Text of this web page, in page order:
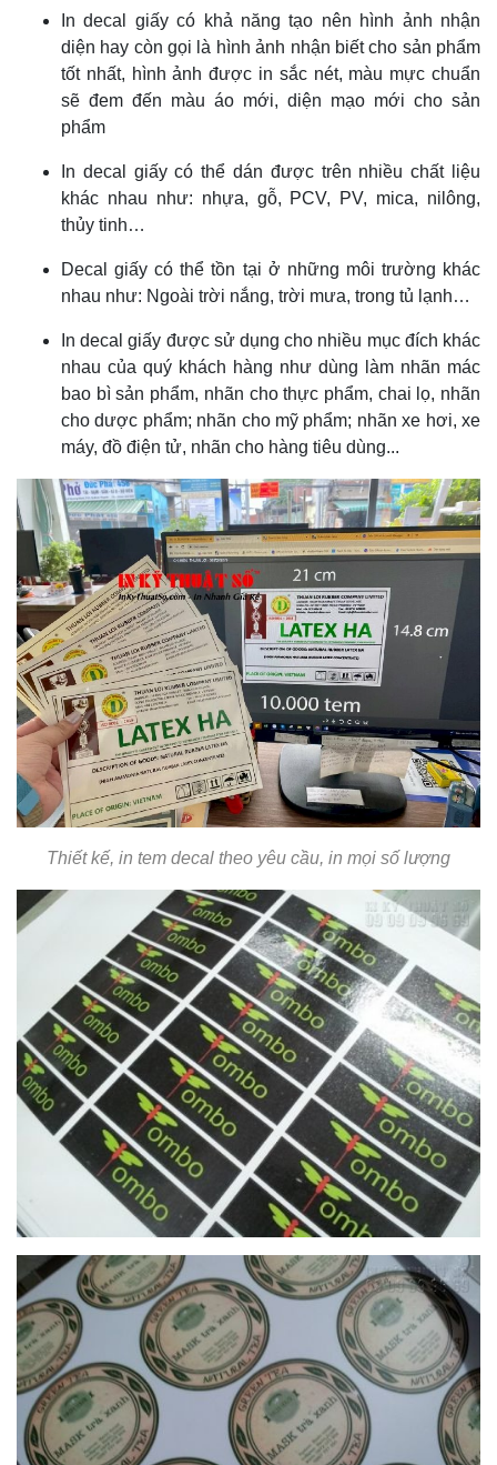
In decal giấy có khả năng tạo nên hình ảnh nhận
diện hay còn gọi là hình ảnh nhận biết cho sản phẩm
tốt nhất, hình ảnh được in sắc nét, màu mực chuẩn
sẽ đem đến màu áo mới, diện mạo mới cho sản
phẩm
In decal giấy có thể dán được trên nhiều chất liệu
khác nhau như: nhựa, gỗ, PCV, PV, mica, nilông,
thủy tinh…
Decal giấy có thể tồn tại ở những môi trường khác
nhau như: Ngoài trời nắng, trời mưa, trong tủ lạnh…
In decal giấy được sử dụng cho nhiều mục đích khác
nhau của quý khách hàng như dùng làm nhãn mác
bao bì sản phẩm, nhãn cho thực phẩm, chai lọ, nhãn
cho dược phẩm; nhãn cho mỹ phẩm; nhãn xe hơi, xe
máy, đồ điện tử, nhãn cho hàng tiêu dùng...
Thiết kế, in tem decal theo yêu cầu, in mọi số lượng